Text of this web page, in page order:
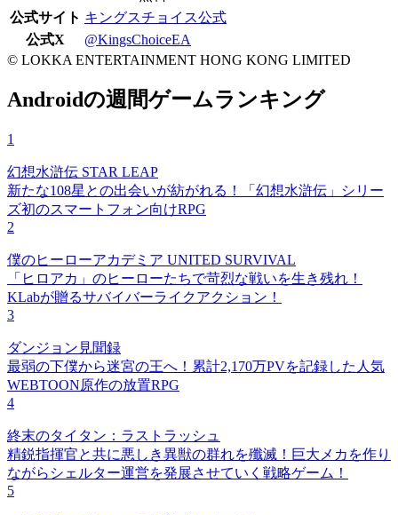
公式サイト キングスチョイス公式
公式X
@KingsChoiceEA
© LOKKA ENTERTAINMENT HONG KONG LIMITED
Androidの週間ゲームランキング
1
幻想水滸伝 STAR LEAP
新たな108星との出会いが紡がれる！「幻想水滸伝」シリー
ズ初のスマートフォン向けRPG
2
僕のヒーローアカデミア UNITED SURVIVAL
「ヒロアカ」のヒーローたちで苛烈な戦いを生き残れ！
KLabが贈るサバイバーライクアクション！
3
ダンジョン見聞録
最弱の下僕から迷宮の王へ！累計2,170万PVを記録した人気
WEBTOON原作の放置RPG
4
終末のタイタン：ラストラッシュ
精鋭指揮官と共に悪しき異獣の群れを殲滅！巨大メカを作り
ながらシェルター運営を発展させていく戦略ゲーム！
5